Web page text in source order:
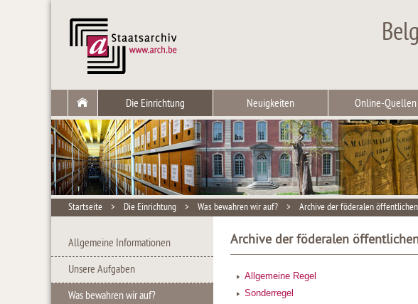
Die Einrichtung Neuigkeiten Online-Quellen
Startseite > Die Einrichtung > Was bewahren wir auf? > Archive der föderalen
Allgemeine Informationen
Unsere Aufgaben
Was bewahren wir auf?
Archive der föderalen
Allgemeine Regel
Sonderregel